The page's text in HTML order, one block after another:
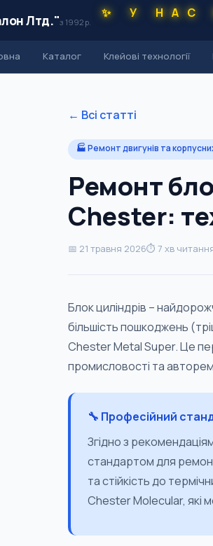
Лтд."з 1992 р.
✨ У НАС
Каталог Клейові технології
← Всі статті
🏭 Ремонт двигунів та
Ремонт
Chester:
📅 21 травня 2026⏱ 7 хв
Блок циліндрів –
більшість пошкоджень
Chester Metal Super. Це
промисловості та
🔧 Професійний
Згідно з
стандартом для
та стійкість до
Chester Molecular, які